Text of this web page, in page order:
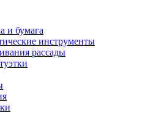
и бумага
инструменты
рассады